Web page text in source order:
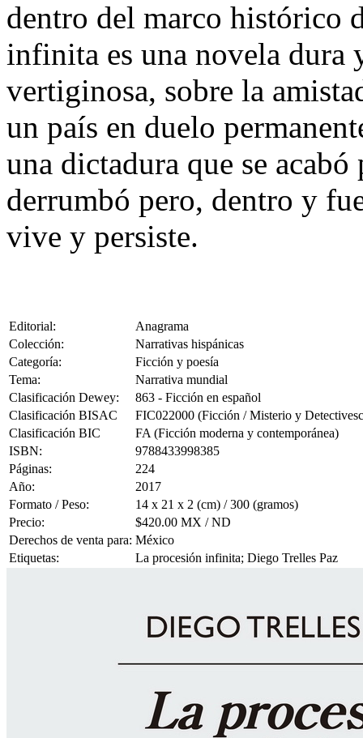
dentro del marco histórico
infinita es una novela dura
vertiginosa, sobre la
un país en duelo
una dictadura que se
derrumbó pero, dentro y
vive y persiste.
Editorial:
Anagrama
Colección:
Narrativas hispánicas
Categoría:
Ficción y poesía
Tema:
Narrativa mundial
Clasificación Dewey:
863 - Ficción en español
Clasificación BISAC
FIC022000 (Ficción / Misterio y
Clasificación BIC
FA (Ficción moderna y contemporánea)
ISBN:
9788433998385
Páginas:
224
Año:
2017
Formato / Peso:
14 x 21 x 2 (cm) / 300 (gramos)
Precio:
$420.00 MX / ND
Derechos de venta para: México
Etiquetas:
La procesión infinita; Diego Trelles Paz